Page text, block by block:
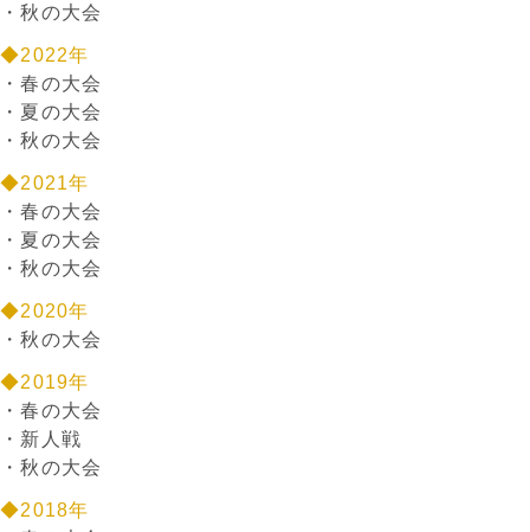
・秋の大会
◆2022年
・春の大会
・ 夏の大会
・秋の大会
◆2021年
・春の大会
・ 夏の大会
・秋の大会
◆2020年
・秋の大会
◆2019年
・春の大会
・ 新人戦
・秋の大会
◆2018年